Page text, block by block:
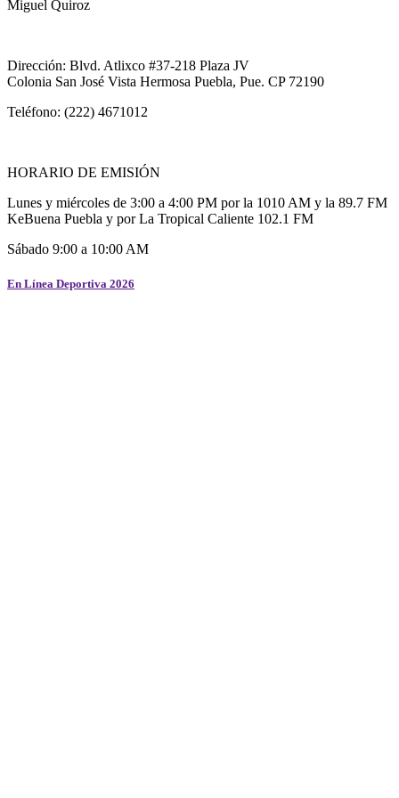
Miguel Quiroz
Dirección: Blvd. Atlixco #37-218 Plaza JV
Colonia San José Vista Hermosa Puebla, Pue. CP 72190
Teléfono: (222) 4671012
HORARIO DE EMISIÓN
Lunes y miércoles de 3:00 a 4:00 PM por la 1010 AM y la 89.7 FM
KeBuena Puebla y por La Tropical Caliente 102.1 FM
Sábado 9:00 a 10:00 AM
En Línea Deportiva 2026